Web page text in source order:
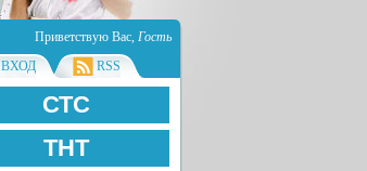
Приветствую Вас, Гость
ВХОД RSS
СТС
ТНТ